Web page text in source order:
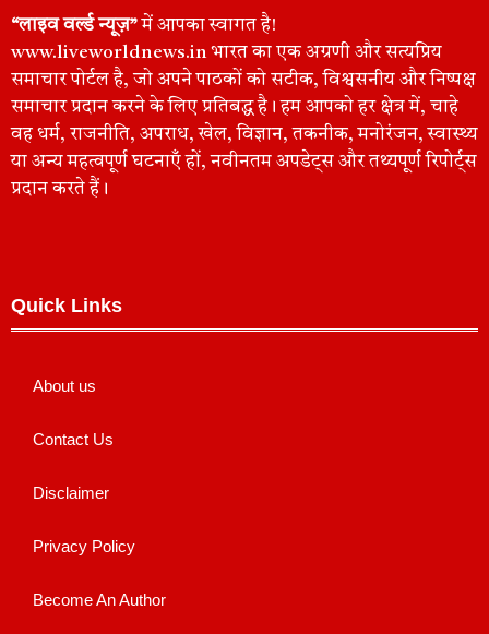
“लाइव वर्ल्ड न्यूज़”में आपका स्वागत है!
www.liveworldnews.in भारत का एक अग्रणी और सत्यप्रिय
समाचार पोर्टल है, जो अपने पाठकों को सटीक, विश्वसनीय और निष्पक्ष
समाचार प्रदान करने के लिए प्रतिबद्ध है। हम आपको हर क्षेत्र में, चाहे
वह धर्म, राजनीति, अपराध, खेल, विज्ञान, तकनीक, मनोरंजन, स्वास्थ्य
या अन्य महत्वपूर्ण घटनाएँ हों, नवीनतम अपडेट्स और तथ्यपूर्ण रिपोर्ट्स
प्रदान करते हैं।
Quick Links
About us
Contact Us
Disclaimer
Privacy Policy
Become An Author